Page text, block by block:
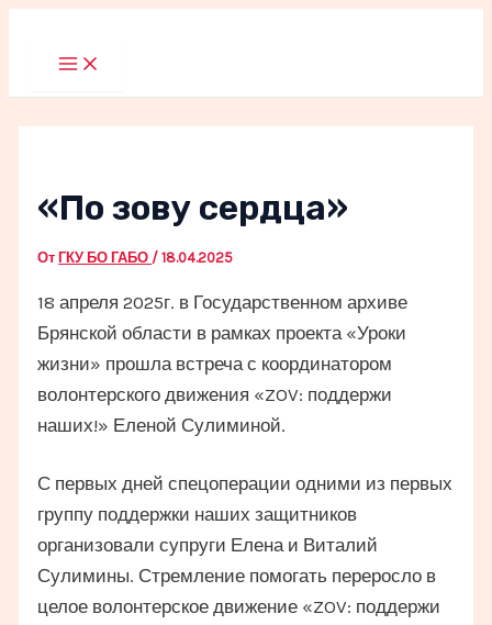
Main
Menu
«По зову сердца»
ОтГКУ БО ГАБО /18.04.2025
18 апреля 2025г. в Государственном архиве
Брянской области в рамках проекта «Уроки
жизни» прошла встреча с координатором
волонтерского движения «ZOV: поддержи
наших!» Еленой Сулиминой.
С первых дней спецоперации одними из первых
группу поддержки наших защитников
организовали супруги Елена и Виталий
Сулимины. Стремление помогать переросло в
целое волонтерское движение «ZOV: поддержи